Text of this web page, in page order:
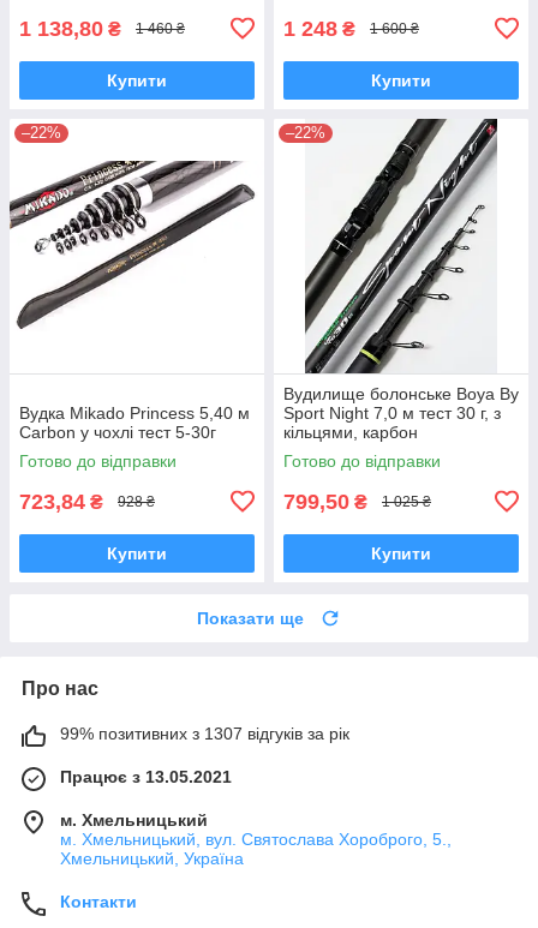
1 138,80 ₴ 1 460 ₴
Купити
1 248 ₴ 1 600 ₴
Купити
–22%
Вудка Mikado Princess 5,40 м
Carbon у чохлі тест 5-30г
Готово до відправки
723,84 ₴ 928 ₴
Купити
–22%
Вудилище болонське Boya By
Sport Night 7,0 м тест 30 г, з
кільцями, карбон
Готово до відправки
799,50 ₴ 1 025 ₴
Купити
Показати ще
Про нас
99% позитивних з 1307 відгуків за рік
Працює з 13.05.2021
м. Хмельницький
м. Хмельницький, вул. Святослава Хороброго, 5.,
Хмельницький, Україна
Контакти